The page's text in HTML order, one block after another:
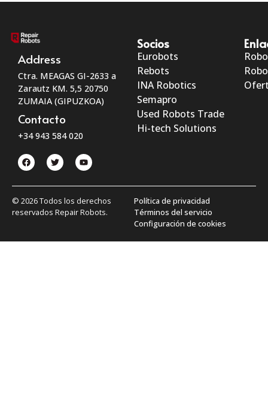
Address
Ctra. MEAGAS GI-2633 a
Zarautz KM. 5,5 20750
ZUMAIA (GIPUZKOA)
Contacto
+34 943 584 020
Socios
Eurobots
Rebots
INA Robotics
Semapro
Used Robots Trade
Hi-tech Solutions
© 2026 Todos los derechos
reservados Repair Robots.
Política de privacidad
Términos del servicio
Configuración de cookies